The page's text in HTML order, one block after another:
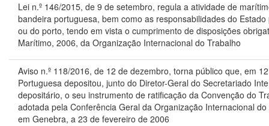
Lei n.º 146/2015, de 9 de setembro, regula a atividade de
bandeira portuguesa, bem como as responsabilidades do
ou do porto, tendo em vista o cumprimento de disposições
Marítimo, 2006, da Organização Internacional do Trabalho
Aviso n.º 118/2016, de 12 de dezembro, torna público que, em
Portuguesa depositou, junto do Diretor-Geral do Secretariado
depositário, o seu instrumento de ratificação da Convenção do
adotada pela Conferência Geral da Organização Internacional
em Genebra, a 23 de fevereiro de 2006